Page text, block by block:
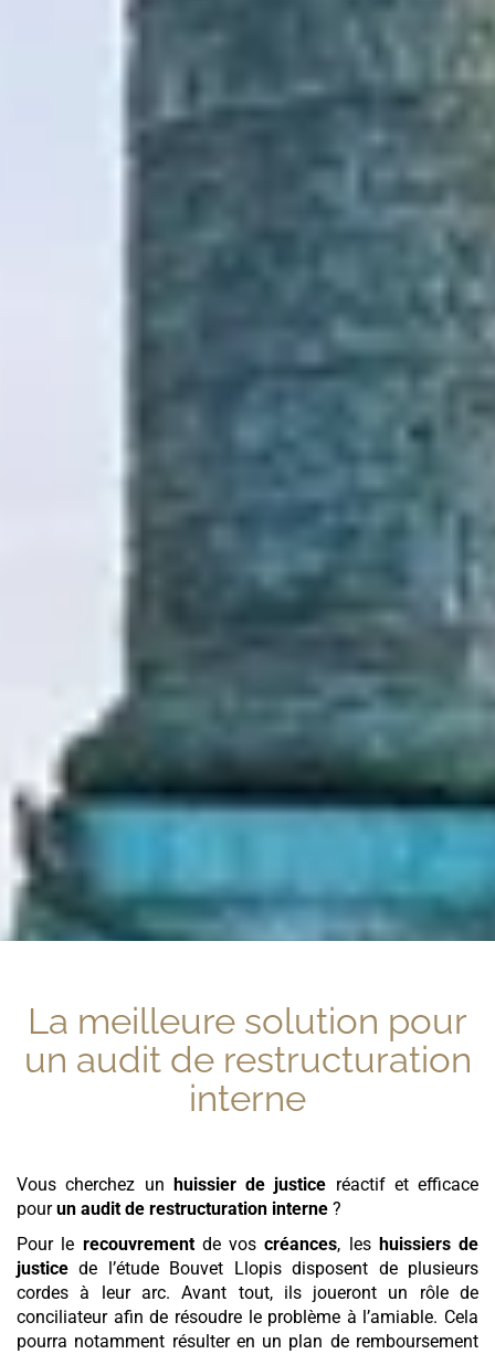
La meilleure solution pour
un audit de restructuration
interne
Vous cherchez un huissier de justice réactif et efficace
pour un audit de restructuration interne ?
Pour le recouvrementde voscréances, les huissiers de
justice de l’étude Bouvet Llopis disposent de plusieurs
cordes à leur arc. Avant tout, ils joueront un rôle de
conciliateur afin de résoudre le problème à l’amiable. Cela
pourra notamment résulter en un plan de remboursement